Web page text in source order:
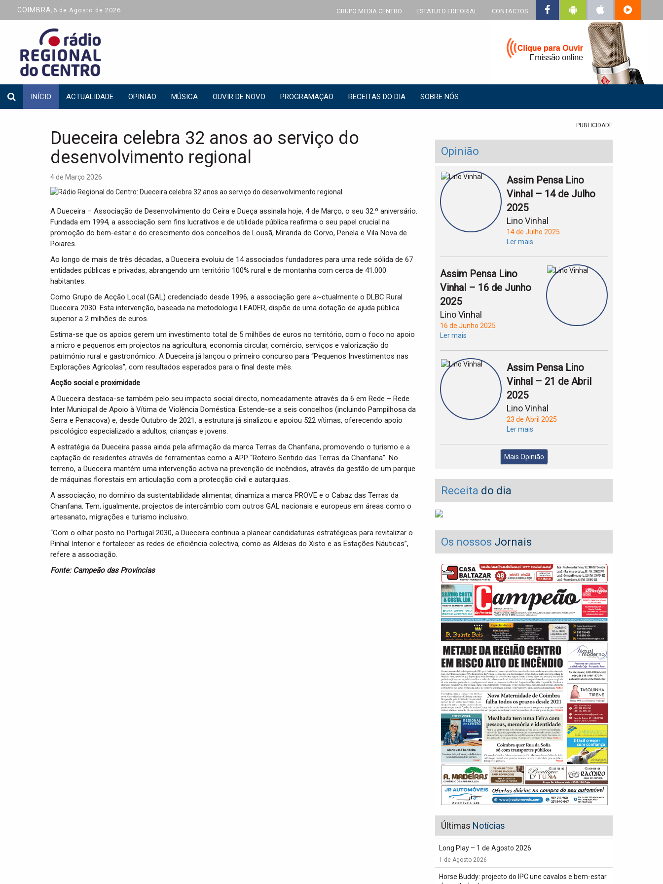
COIMBRA, 6 de Agosto de 2026 GRUPO MEDIA CENTRO ESTATUTO EDITORIAL CONTACTOS
INÍCIO ACTUALIDADE OPINIÃO MÚSICA OUVIR DE NOVO PROGRAMAÇÃO RECEITAS DO DIA SOBRE NÓS
Dueceira celebra 32 anos ao serviço do
desenvolvimento regional
4 de Março 2026
A Dueceira – Associação de Desenvolvimento do Ceira e Dueça assinala hoje, 4 de Março, o seu 32.º aniversário.
Fundada em 1994, a associação sem fins lucrativos e de utilidade pública reafirma o seu papel crucial na
promoção do bem-estar e do crescimento dos concelhos de Lousã, Miranda do Corvo, Penela e Vila Nova de
Poiares.
Ao longo de mais de três décadas, a Dueceira evoluiu de 14 associados fundadores para uma rede sólida de 67
entidades públicas e privadas, abrangendo um território 100% rural e de montanha com cerca de 41.000
habitantes.
Como Grupo de Acção Local (GAL) credenciado desde 1996, a associação gere a~ctualmente o DLBC Rural
Dueceira 2030. Esta intervenção, baseada na metodologia LEADER, dispõe de uma dotação de ajuda pública
superior a 2 milhões de euros.
Estima-se que os apoios gerem um investimento total de 5 milhões de euros no território, com o foco no apoio
a micro e pequenos em projectos na agricultura, economia circular, comércio, serviços e valorização do
património rural e gastronómico. A Dueceira já lançou o primeiro concurso para “Pequenos Investimentos nas
Explorações Agrícolas”, com resultados esperados para o final deste mês.
Acção social e proximidade
A Dueceira destaca-se também pelo seu impacto social directo, nomeadamente através da 6 em Rede – Rede
Inter Municipal de Apoio à Vítima de Violência Doméstica. Estende-se a seis concelhos (incluindo Pampilhosa da
Serra e Penacova) e, desde Outubro de 2021, a estrutura já sinalizou e apoiou 522 vítimas, oferecendo apoio
psicológico especializado a adultos, crianças e jovens.
A estratégia da Dueceira passa ainda pela afirmação da marca Terras da Chanfana, promovendo o turismo e a
captação de residentes através de ferramentas como a APP “Roteiro Sentido das Terras da Chanfana”. No
terreno, a Dueceira mantém uma intervenção activa na prevenção de incêndios, através da gestão de um parque
de máquinas florestais em articulação com a protecção civil e autarquias.
A associação, no domínio da sustentabilidade alimentar, dinamiza a marca PROVE e o Cabaz das Terras da
Chanfana. Tem, igualmente, projectos de intercâmbio com outros GAL nacionais e europeus em áreas como o
artesanato, migrações e turismo inclusivo.
“Com o olhar posto no Portugal 2030, a Dueceira continua a planear candidaturas estratégicas para revitalizar o
Pinhal Interior e fortalecer as redes de eficiência colectiva, como as Aldeias do Xisto e as Estações Náuticas”,
refere a associação.
Fonte: Campeão das Províncias
PUBLICIDADE
Opinião
Assim Pensa Lino
Vinhal – 14 de Julho
2025
Lino Vinhal
14 de Julho 2025
Ler mais
Assim Pensa Lino
Vinhal – 16 de Junho
2025
Lino Vinhal
16 de Junho 2025
Ler mais
Assim Pensa Lino
Vinhal – 21 de Abril
2025
Lino Vinhal
23 de Abril 2025
Ler mais
Mais Opinião
Receita do dia
Os nossos Jornais
Últimas Notícias
Long Play – 1 de Agosto 2026
1 de Agosto 2026
Horse Buddy: projecto do IPC une cavalos e bem-estar